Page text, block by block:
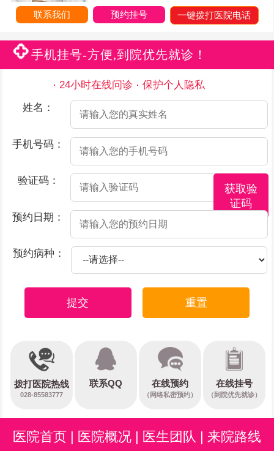
联系我们 预约挂号 一键拨打医院电话
手机挂号-方便,到院优先就诊！
24小时在线问诊
保护个人隐私
姓名：
手机号码：
验证码：
获取验
证码
预约日期：
预约病种：
提交 重置
拨打医院热线
028-85583777
联系QQ 在线预约
（网络私密预约）
在线挂号
（到院优先就诊）
医院首页 | 医院概况 | 医生团队 | 来院路线